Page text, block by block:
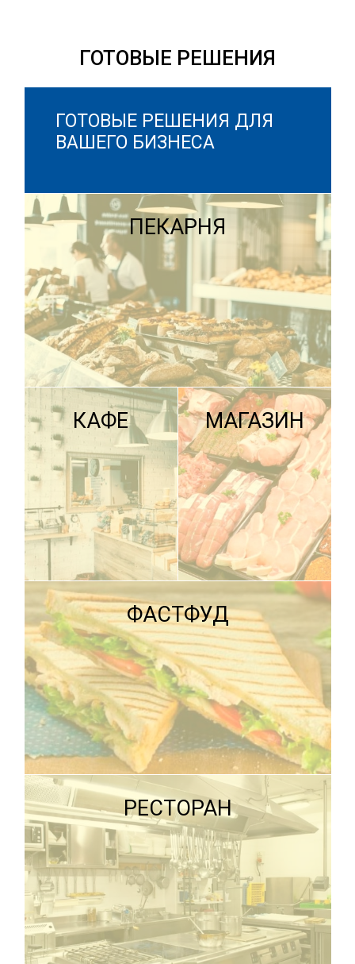
ГОТОВЫЕ РЕШЕНИЯ
ГОТОВЫЕ РЕШЕНИЯ ДЛЯ
ВАШЕГО БИЗНЕСА
ПЕКАРНЯ
ПОДРОБНЕЕ
КАФЕ
ПОДРОБНЕЕ
МАГАЗИН
ПОДРОБНЕЕ
ФАСТФУД
ПОДРОБНЕЕ
РЕСТОРАН